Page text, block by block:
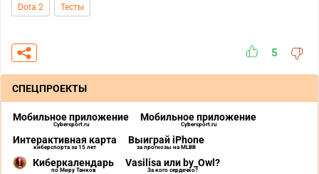
Dota 2 Тесты
5
СПЕЦПРОЕКТЫ
Мобильное приложение
Cybersport.ru
Мобильное приложение
Cybersport.ru
Интерактивная карта
киберспорта за 15 лет
Выиграй iPhone
за прогнозы на MLBB
Киберкалендарь
по Миру Танков
Vasilisa или by_Owl?
За кого сердечко?